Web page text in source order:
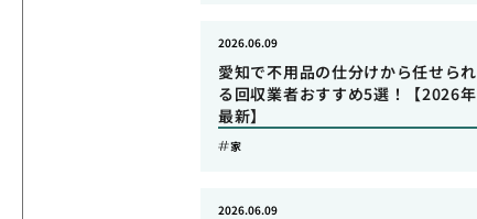
愛知で不用品の仕分けから任せられ
る回収業者おすすめ5選！【2026年
最新】
2026.06.09
家
2026.06.09